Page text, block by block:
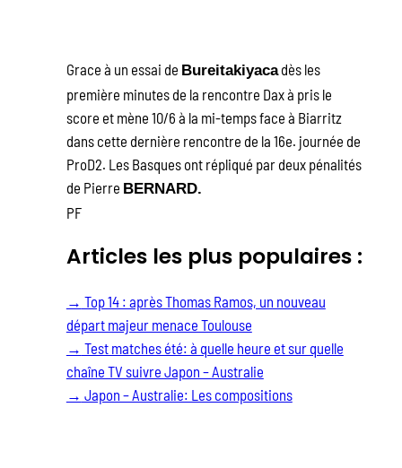
Grace à un essai de Bureitakiyacadès les
première minutes de la rencontre Dax à pris le
score et mène 10/6 à la mi-temps face à Biarritz
dans cette dernière rencontre de la 16e. journée de
ProD2. Les Basques ont répliqué par deux pénalités
de Pierre BERNARD.
PF
Articles les plus populaires :
→ Top 14 : après Thomas Ramos, un nouveau
départ majeur menace Toulouse
→ Test matches été: à quelle heure et sur quelle
chaîne TV suivre Japon – Australie
→ Japon – Australie: Les compositions